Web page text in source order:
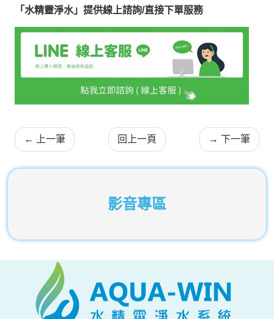
影音專區
「水精靈淨水」提供線上諮詢/直接下單服務
← 上一筆 回上一頁 → 下一筆